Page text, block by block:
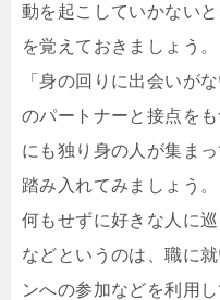
動を起こしていかない
を覚えておきましょう。
「身の回りに出会いが
のパートナーと接点を
にも独り身の人が集ま
踏み入れてみましょう。
何もせずに好きな人に
などというのは、職に
ンへの参加などを利用